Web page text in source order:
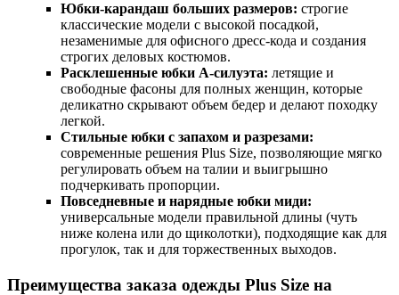
Юбки-карандаш больших размеров: строгие
классические модели с высокой посадкой,
незаменимые для офисного дресс-кода и создания
строгих деловых костюмов.
Расклешенные юбки А-силуэта: летящие и
свободные фасоны для полных женщин, которые
деликатно скрывают объем бедер и делают походку
легкой.
Стильные юбки с запахом и разрезами:
современные решения Plus Size, позволяющие мягко
регулировать объем на талии и выигрышно
подчеркивать пропорции.
Повседневные и нарядные юбки миди:
универсальные модели правильной длины (чуть
ниже колена или до щиколотки), подходящие как для
прогулок, так и для торжественных выходов.
Преимущества заказа одежды Plus Size на